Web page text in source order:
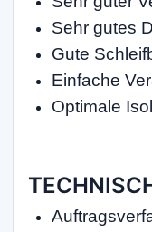
Sehr gutes
Gute
Einfache
Optimale